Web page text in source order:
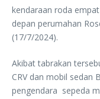
kendaraan roda
depan perumahan
(17/7/2024).
Akibat tabrakan
CRV dan mobil sedan
pengendara sepeda